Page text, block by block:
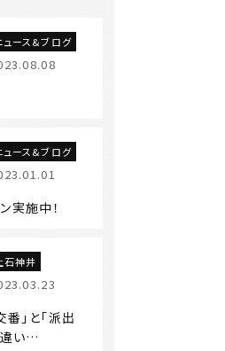
ュース&ブログ
ュース&ブログ
実施中！
石神井
番」と「派出
違い…